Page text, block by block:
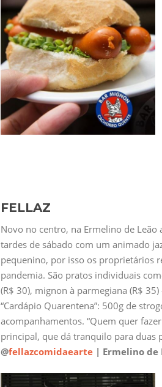
FELLAZ
Novo no centro, na Ermelino de Leão
tardes de sábado com um animado
pequenino, por isso os proprietários
pandemia. São pratos individuais
(R$ 30), mignon à parmegiana (R$
“Cardápio Quarentena”: 500g de
acompanhamentos. “Quem quer
principal, que dá tranquilo para duas
@fellazcomidaearte | Ermelino de